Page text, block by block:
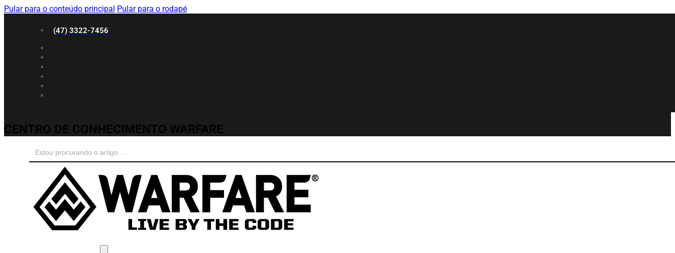
Pular para o conteúdo principal Pular para o rodapé
(47) 3322-7456
CENTRO DE CONHECIMENTO WARFARE
for: